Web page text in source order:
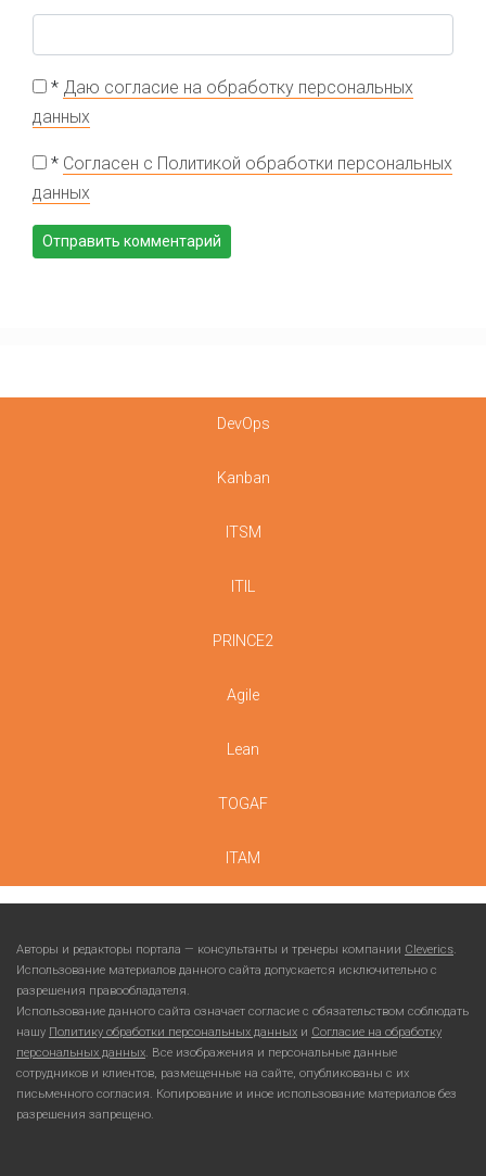
* Даю согласие на обработку персональных
данных
* Согласен с Политикой обработки персональных
данных
DevOps
Kanban
ITSM
ITIL
PRINCE2
Agile
Lean
TOGAF
ITAM
Авторы и редакторы портала — консультанты и тренеры компании Cleverics.
Использование материалов данного сайта допускается исключительно с
разрешения правообладателя.
Использование данного сайта означает согласие с обязательством соблюдать
нашу Политику обработки персональных данных и Согласие на обработку
персональных данных. Все изображения и персональные данные
сотрудников и клиентов, размещенные на сайте, опубликованы с их
письменного согласия. Копирование и иное использование материалов без
разрешения запрещено.